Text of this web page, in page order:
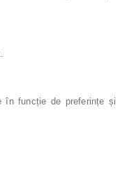
în funcție de preferințe și